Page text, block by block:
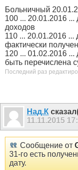
Больничный
100 ... 20.01.2016 ...
доходов
110 ... 20.01.2016
фактически
120 ... 01.02.2016 ...
быть перечислена
Последний раз
Над.К
11.11.2015
Сообщение от
31-го есть
дату.